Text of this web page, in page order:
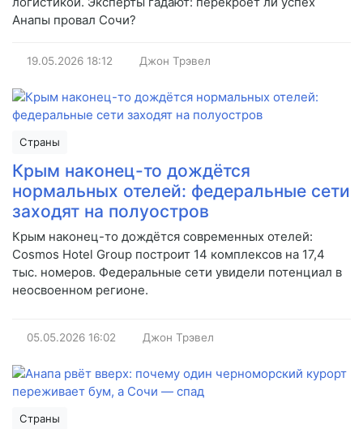
Анапы провал Сочи?
19.05.2026 18:12 Джон Трэвел
Страны
Крым наконец-то дождётся
нормальных отелей: федеральные сети
заходят на полуостров
Крым наконец-то дождётся современных отелей:
Cosmos Hotel Group построит 14 комплексов на 17,4
тыс. номеров. Федеральные сети увидели потенциал в
неосвоенном регионе.
05.05.2026 16:02 Джон Трэвел
Страны